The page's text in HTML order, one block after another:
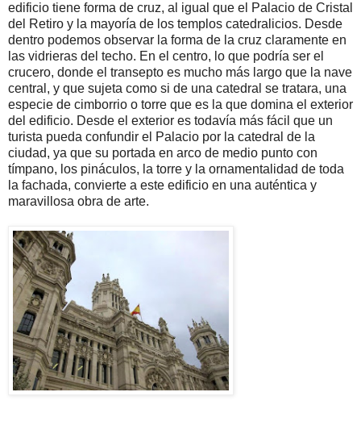
edificio tiene forma de cruz, al igual que el Palacio de Cristal
del Retiro y la mayoría de los templos catedralicios. Desde
dentro podemos observar la forma de la cruz claramente en
las vidrieras del techo. En el centro, lo que podría ser el
crucero, donde el transepto es mucho más largo que la nave
central, y que sujeta como si de una catedral se tratara, una
especie de cimborrio o torre que es la que domina el exterior
del edificio. Desde el exterior es todavía más fácil que un
turista pueda confundir el Palacio por la catedral de la
ciudad, ya que su portada en arco de medio punto con
tímpano, los pináculos, la torre y la ornamentalidad de toda
la fachada, convierte a este edificio en una auténtica y
maravillosa obra de arte.